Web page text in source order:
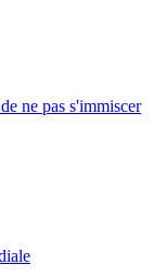
ne pas s'immiscer